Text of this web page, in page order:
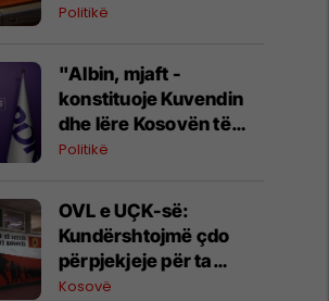
shtetësinë: Ne është
nuk e bëmë
Politikë
"Albin, mjaft -
konstituoje Kuvendin
dhe lëre Kosovën të
ecë përpara", reagon
Politikë
OVL e UÇK-së:
Kundërshtojmë çdo
përpjekjeje për ta
mbajtur Kosovën peng
Kosovë